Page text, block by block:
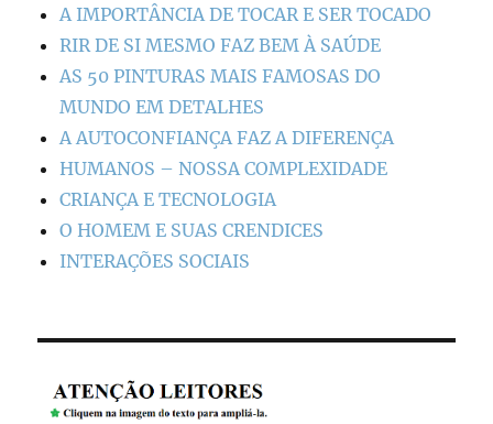
A IMPORTÂNCIA DE TOCAR E SER TOCADO
RIR DE SI MESMO FAZ BEM À SAÚDE
AS 50 PINTURAS MAIS FAMOSAS DO
MUNDO EM DETALHES
A AUTOCONFIANÇA FAZ A DIFERENÇA
HUMANOS – NOSSA COMPLEXIDADE
CRIANÇA E TECNOLOGIA
O HOMEM E SUAS CRENDICES
INTERAÇÕES SOCIAIS